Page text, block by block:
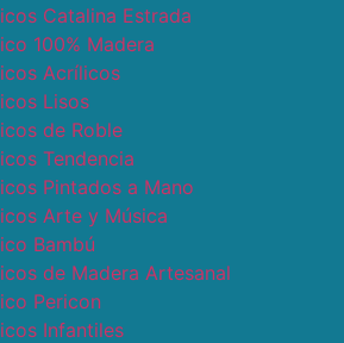
Catalina Estrada
100% Madera
Acrílicos
Lisos
de Roble
Tendencia
Pintados a Mano
Arte y Música
Bambú
de Madera Artesanal
Pericon
Infantiles